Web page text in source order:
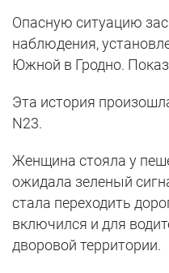
Опасную ситуацию
наблюдения,
Южной в Гродно.
Эта история
N23.
Женщина стояла у
ожидала зеленый
стала переходить
включился и для
дворовой территории.